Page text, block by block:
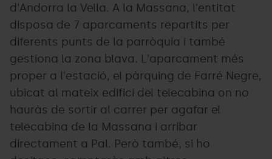
d'Andorra la Vella. A la Massana, l'entitat
disposa de 7 aparcaments repartits per
diferents punts de la parròquia i també
gestiona la zona blava. L'aparcament més
proper a l'estació, el pàrquing de Farré Negre,
ubicat al mateix edifici del telecabina on no
hauràs de sortir al carrer per agafar el
telecabina de la Massana i arribar
directament a Pal. Però també, si ho